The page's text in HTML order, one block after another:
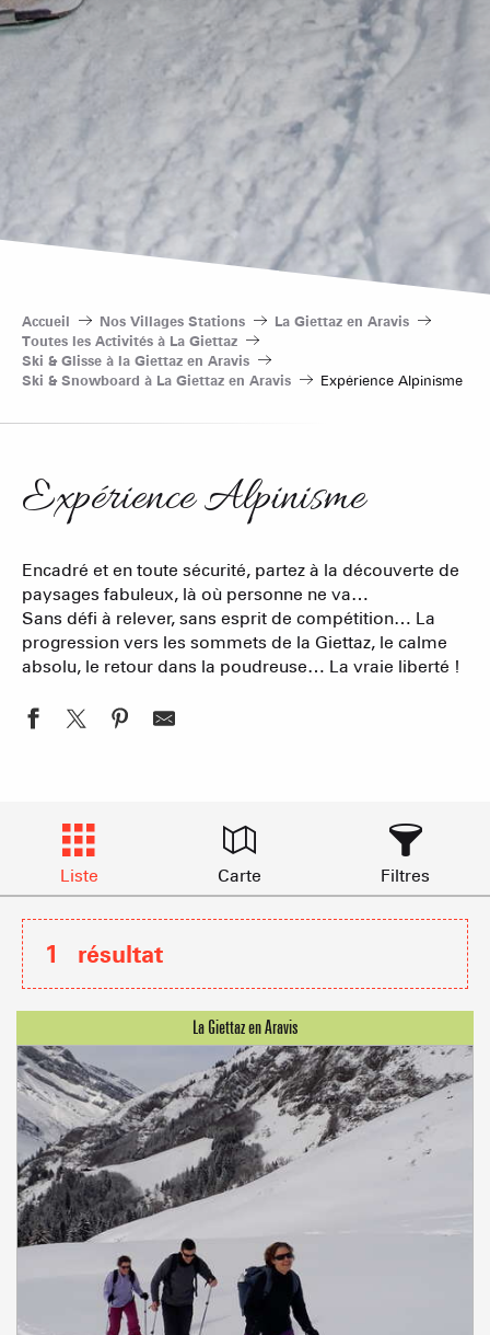
Accueil Nos Villages Stations
La Giettaz en Aravis
Toutes les Activités à La Giettaz
Ski & Glisse à la Giettaz en Aravis
Ski & Snowboard à La Giettaz en Aravis
Expérience Alpinisme
Expérience Alpinisme
Encadré et en toute sécurité, partez à la découverte de
paysages fabuleux, là où personne ne va…
Sans défi à relever, sans esprit de compétition… La
progression vers les sommets de la Giettaz, le calme
absolu, le retour dans la poudreuse… La vraie liberté !
Liste Carte Filtres
1 résultat